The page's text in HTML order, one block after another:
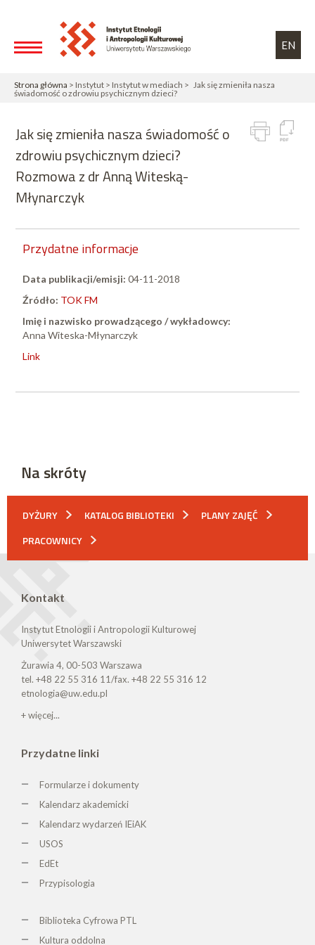
EN
Strona główna > Instytut > Instytut w mediach > Jak się zmieniła nasza
świadomość o zdrowiu psychicznym dzieci?
Jak się zmieniła nasza świadomość o
zdrowiu psychicznym dzieci?
Rozmowa z dr Anną Witeską-
Młynarczyk
Przydatne informacje
Data publikacji/emisji: 04-11-2018
Źródło: TOK FM
Imię i nazwisko prowadzącego / wykładowcy:
Anna Witeska-Młynarczyk
Link
Na skróty
DYŻURY KATALOG BIBLIOTEKI
PLANY ZAJĘĆ
PRACOWNICY
Kontakt
Instytut Etnologii i Antropologii Kulturowej
Uniwersytet Warszawski
Żurawia 4, 00-503 Warszawa
tel. +48 22 55 316 11/fax. +48 22 55 316 12
etnologia@uw.edu.pl
+ więcej...
Przydatne linki
Formularze i dokumenty
Kalendarz akademicki
Kalendarz wydarzeń IEiAK
USOS
EdEt
Przypisologia
Biblioteka Cyfrowa PTL
Kultura oddolna